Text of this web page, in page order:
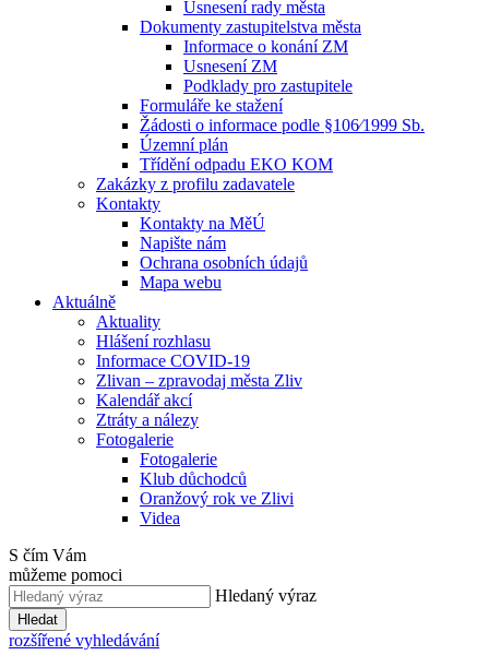
Usnesení rady města
Dokumenty zastupitelstva města
Informace o konání ZM
Usnesení ZM
Podklady pro zastupitele
Formuláře ke stažení
Žádosti o informace podle §106⁄1999 Sb.
Územní plán
Třídění odpadu EKO KOM
Zakázky z profilu zadavatele
Kontakty
Kontakty na MěÚ
Napište nám
Ochrana osobních údajů
Mapa webu
Aktuálně
Aktuality
Hlášení rozhlasu
Informace COVID-19
Zlivan – zpravodaj města Zliv
Kalendář akcí
Ztráty a nálezy
Fotogalerie
Fotogalerie
Klub důchodců
Oranžový rok ve Zlivi
Videa
S čím Vám
můžeme pomoci
Hledaný výraz
Hledat
rozšířené vyhledávání